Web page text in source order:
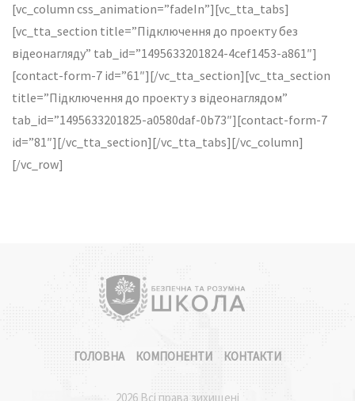
[vc_column css_animation=”fadeIn”][vc_tta_tabs]
[vc_tta_section title=”Підключення до проекту без
відеонагляду” tab_id=”1495633201824-4cef1453-a861″]
[contact-form-7 id=”61″][/vc_tta_section][vc_tta_section
title=”Підключення до проекту з відеонаглядом”
tab_id=”1495633201825-a0580daf-0b73″][contact-form-7
id=”81″][/vc_tta_section][/vc_tta_tabs][/vc_column]
[/vc_row]
ГОЛОВНА КОМПОНЕНТИ КОНТАКТИ
2026 Всі права зихищені